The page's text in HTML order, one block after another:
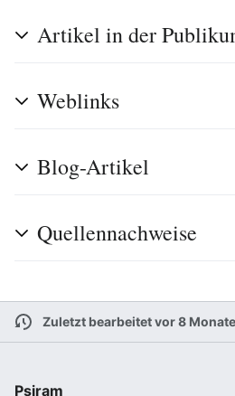
Artikel in der
Weblinks
Blog-Artikel
Quellennachweise
Zuletzt bearbeitet vor 8
Psiram